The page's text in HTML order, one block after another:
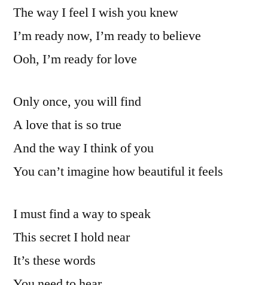
The way I feel I wish you knew
I’m ready now, I’m ready to believe
Ooh, I’m ready for love
Only once, you will find
A love that is so true
And the way I think of you
You can’t imagine how beautiful it feels
I must find a way to speak
This secret I hold near
It’s these words